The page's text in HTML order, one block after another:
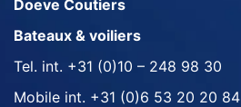
Doeve Coutiers
Bateaux & voiliers
Tel. int. +31 (0)10 – 248 98 30
Mobile int. +31 (0)6 53 20 20 84